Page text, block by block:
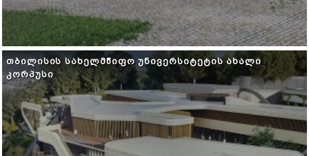
ᲗᲑᲘᲚᲘᲡᲘᲡ ᲡᲐᲮᲔᲚᲛᲬᲘᲤᲝ ᲣᲜᲘᲕᲔᲠᲡᲘᲢᲔᲢᲘᲡ ᲐᲮᲐᲚᲘ
ᲙᲝᲠᲞᲣᲡᲘ